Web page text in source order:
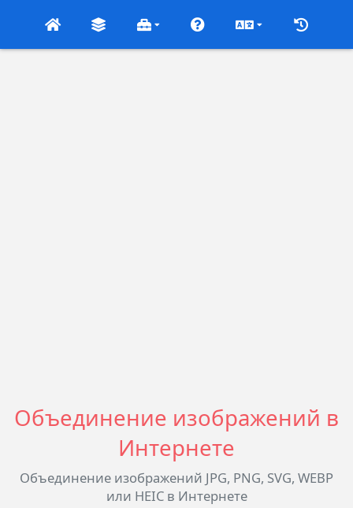
Объединение изображений в
Интернете
Объединение изображений JPG, PNG, SVG, WEBP
или HEIC в Интернете